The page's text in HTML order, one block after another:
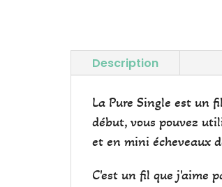
Description
La Pure Single est un
début, vous pouvez
et en mini écheveaux
C'est un fil que j'aime